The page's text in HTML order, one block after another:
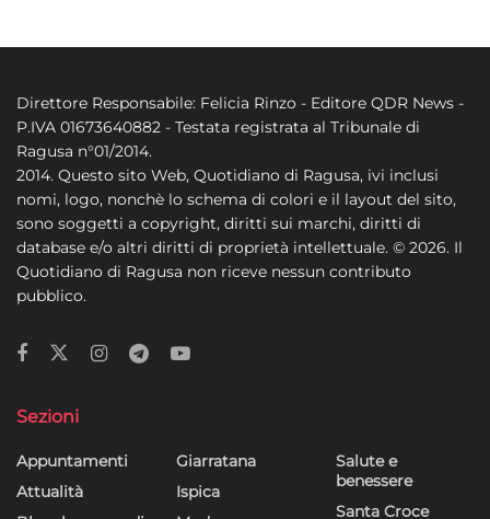
Direttore Responsabile: Felicia Rinzo - Editore QDR News -
P.IVA 01673640882 - Testata registrata al Tribunale di
Ragusa n°01/2014.
2014. Questo sito Web, Quotidiano di Ragusa, ivi inclusi
nomi, logo, nonchè lo schema di colori e il layout del sito,
sono soggetti a copyright, diritti sui marchi, diritti di
database e/o altri diritti di proprietà intellettuale. © 2026. Il
Quotidiano di Ragusa non riceve nessun contributo
pubblico.
Sezioni
Appuntamenti
Attualità
Giarratana
Ispica
Salute e
benessere
Santa Croce